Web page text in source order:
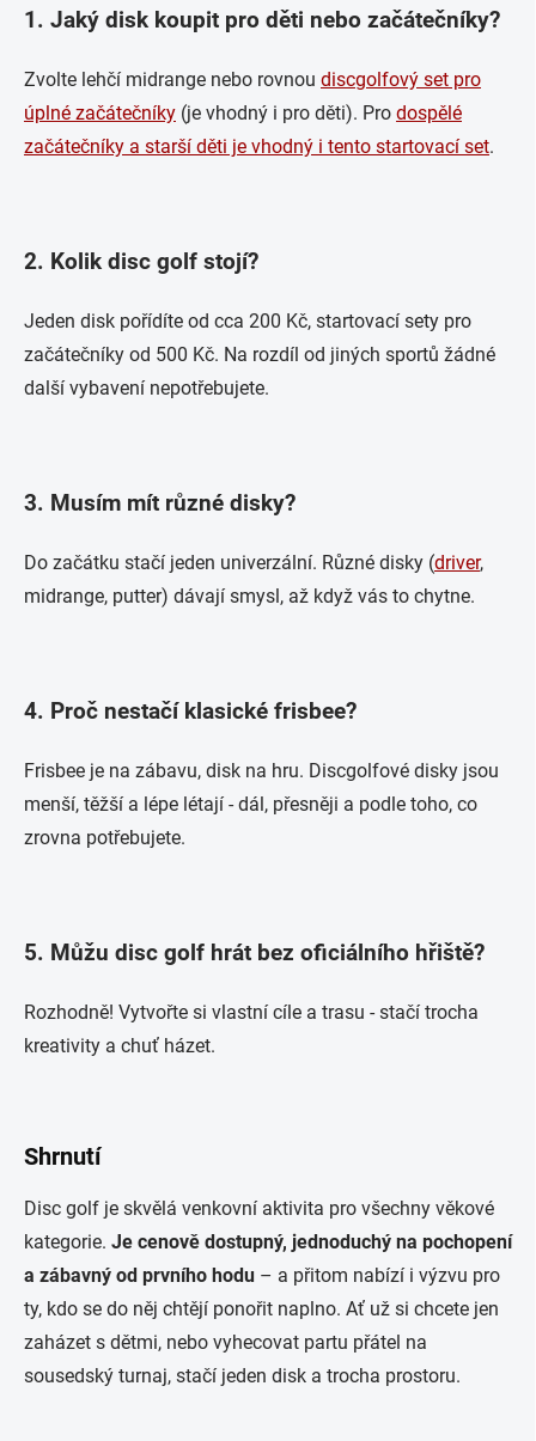
1. Jaký disk koupit pro děti nebo začátečníky?
Zvolte lehčí midrange nebo rovnou discgolfový set pro
úplné začátečníky (je vhodný i pro děti). Pro dospělé
začátečníky a starší děti je vhodný i tento startovací set.
2. Kolik disc golf stojí?
Jeden disk pořídíte od cca 200 Kč, startovací sety pro
začátečníky od 500 Kč. Na rozdíl od jiných sportů žádné
další vybavení nepotřebujete.
3. Musím mít různé disky?
Do začátku stačí jeden univerzální. Různé disky (driver,
midrange, putter) dávají smysl, až když vás to chytne.
4. Proč nestačí klasické frisbee?
Frisbee je na zábavu, disk na hru. Discgolfové disky jsou
menší, těžší a lépe létají - dál, přesněji a podle toho, co
zrovna potřebujete.
5. Můžu disc golf hrát bez oficiálního hřiště?
Rozhodně! Vytvořte si vlastní cíle a trasu - stačí trocha
kreativity a chuť házet.
Shrnutí
Disc golf je skvělá venkovní aktivita pro všechny věkové
kategorie. Je cenově dostupný, jednoduchý na pochopení
a zábavný od prvního hodu – a přitom nabízí i výzvu pro
ty, kdo se do něj chtějí ponořit naplno. Ať už si chcete jen
zaházet s dětmi, nebo vyhecovat partu přátel na
sousedský turnaj, stačí jeden disk a trocha prostoru.